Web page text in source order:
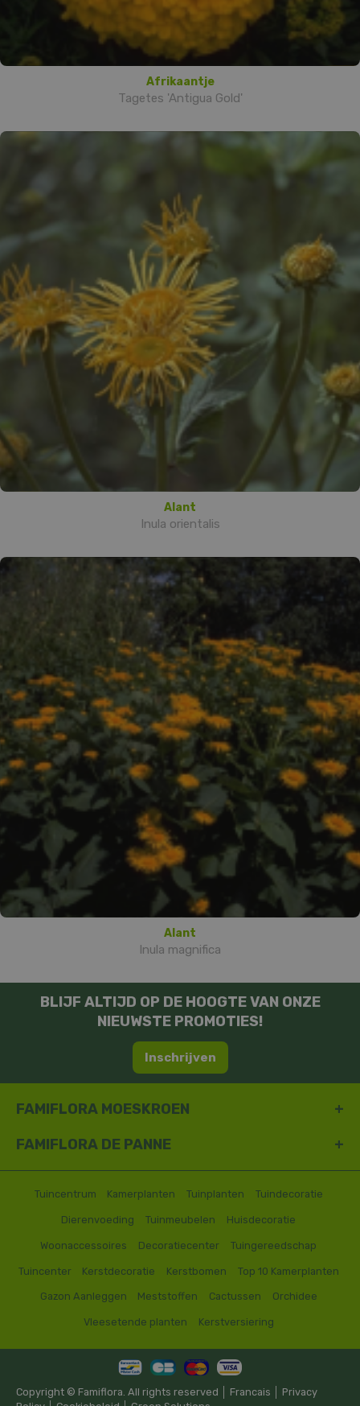
Afrikaantje
Tagetes 'Antigua Gold'
Alant
Inula orientalis
Alant
Inula magnifica
BLIJF ALTIJD OP DE HOOGTE VAN ONZE
NIEUWSTE PROMOTIES!
Inschrijven
FAMIFLORA MOESKROEN
FAMIFLORA DE PANNE
Tuincentrum Kamerplanten Tuinplanten Tuindecoratie
Dierenvoeding Tuinmeubelen Huisdecoratie
Woonaccessoires Decoratiecenter Tuingereedschap
Tuincenter Kerstdecoratie Kerstbomen Top 10 Kamerplanten
Gazon Aanleggen Meststoffen Cactussen Orchidee
Vleesetende planten Kerstversiering
Copyright © Famiflora. All rights reserved │ Francais
Privacy